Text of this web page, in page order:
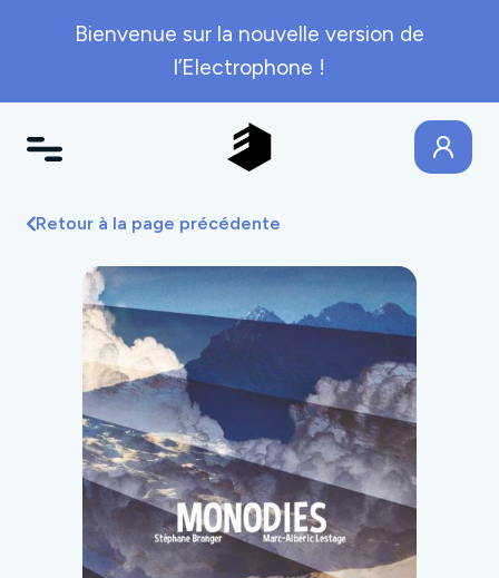
Bienvenue sur la nouvelle version de
l’Electrophone !
Retour à la page précédente